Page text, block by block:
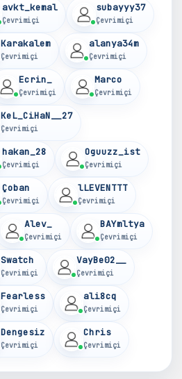
avkt_kemal
Çevrimiçi
subayyy37
Çevrimiçi
Karakalem
Çevrimiçi
alanya34m
Çevrimiçi
Ecrin_
Çevrimiçi
Marco
Çevrimiçi
KeL_CiHaN__27
Çevrimiçi
hakan_28
Çevrimiçi
Oguuzz_ist
Çevrimiçi
Çoban
Çevrimiçi
lLEVENTTT
Çevrimiçi
Alev_
Çevrimiçi
BAYmltya
Çevrimiçi
Swatch
Çevrimiçi
VayBe02__
Çevrimiçi
Fearless
Çevrimiçi
ali8cq
Çevrimiçi
Dengesiz
Çevrimiçi
Chris
Çevrimiçi